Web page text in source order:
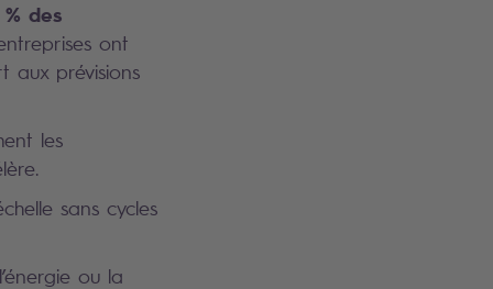
% des
ont
prévisions
les
sans cycles
ou la